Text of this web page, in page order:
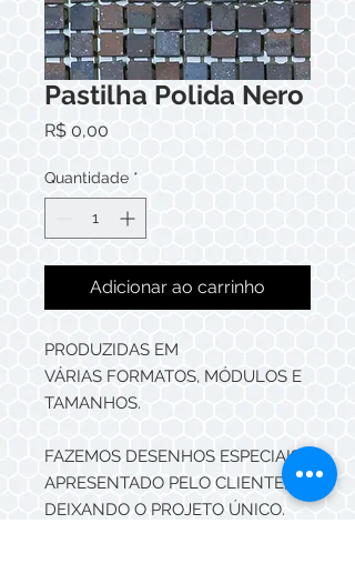
Pastilha Polida Nero
R$ 0,00
Quantidade *
Adicionar ao carrinho
PRODUZIDAS EM
VÁRIAS FORMATOS, MÓDULOS E
TAMANHOS.
FAZEMOS DESENHOS ESPECIAIS
APRESENTADO PELO CLIENTE,
DEIXANDO O PROJETO ÚNICO.